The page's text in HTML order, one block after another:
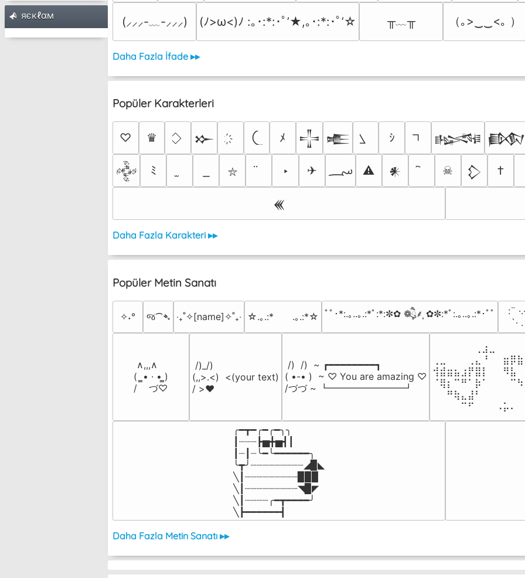
яєкℓαм (⸝⸝⸝-﹏-⸝⸝⸝) (ﾉ>ω<)ﾉ :｡･:*:･ﾟ’★,｡･:*:･ﾟ’☆ ╥﹏╥ （｡>‿‿<｡ ）
Daha Fazla İfade ▸▸
Popüler Karakterleri
♡ ♛ 𒁍 ﾒ 𒋲 𒍫 ｼ 𒈙 𒁃
𒅒 ﾐ ⛥ ‣ ✈ ؄ ⚠ 𒀭 ☠ 𒁷 †
𒌍
Daha Fazla Karakteri ▸▸
Popüler Metin Sanatı
✧˖° જ⁀➴ ‎‧₊˚✧[name]✧˚₊‧ ☆.｡.:*　　.｡.:*☆ ﾟﾟ･*:.｡..｡.:*ﾟ:*:✼✿ ❁ཻུ۪۪⸙͎ ✿✼:*ﾟ:.｡..｡.:*･ﾟﾟ
⠀:¨
⠀ `·
∧,,,∧
(  ̳• · • ̳)
/    づ♡
/)_/)
(,,>.<)  <(your text)
/ >❤️
/)  /)  ~ ┏━━━━━━━━┓
( •-• )  ~ ♡ You are amazing ♡
/づづ ~ ┗━━━━━━━━┛
╭━┳━╭━╭━╮╮
┃┈┈┈┣▅╋▅┫┃
┃┈┃┈╰━╰━━━━━━╮
╰┳╯┈┈┈┈┈┈┈┈┈◢▉◣
╲┃┈┈┈┈┈┈┈┈┈▉▉▉
╲┃┈┈┈┈┈┈┈┈┈◥▉◤
╲┃┈┈┈┈╭━┳━━━━╯
╲┣━━━━━━┫﻿
Daha Fazla Metin Sanatı ▸▸